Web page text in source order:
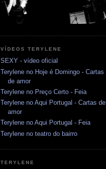
VÍDEOS TERYLENE
SEXY - vídeo oficial
Terylene no Hoje é Domingo - Cartas
de amor
Terylene no Preço Certo - Feia
Terylene no Aqui Portugal - Cartas de
amor
Terylene no Aqui Portugal - Feia
Terylene no teatro do bairro
TERYLENE